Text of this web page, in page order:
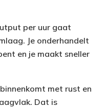
per uur gaat
Je onderhandelt
en je maakt sneller
met rust en
Dat is